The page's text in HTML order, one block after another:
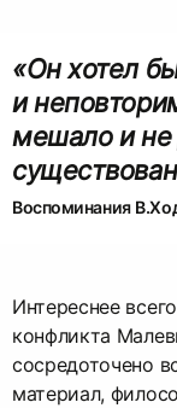
«Он хотел
и
мешало и не
Воспоминания
Интереснее
конфликта
сосредоточено
материал,